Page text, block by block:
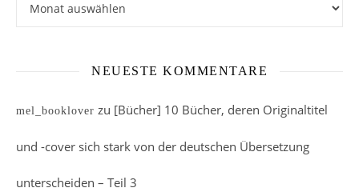
NEUESTE KOMMENTARE
mel_booklover zu [Bücher] 10 Bücher, deren Originaltitel
und -cover sich stark von der deutschen Übersetzung
unterscheiden – Teil 3